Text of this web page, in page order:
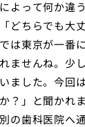
よって何か違
どちらでも大
は東京が一番
ませんね。少
ました。今回
？」と聞かれま
の歯科医院へ